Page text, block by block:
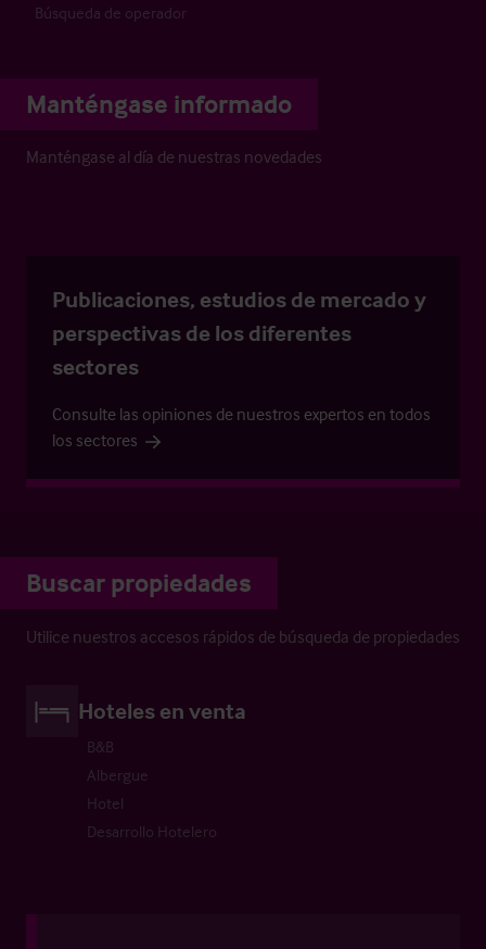
Búsqueda de operador
Manténgase informado
Manténgase al día de nuestras novedades
Publicaciones, estudios de mercado y
perspectivas de los diferentes
sectores
Consulte las opiniones de nuestros expertos en todos
los sectores
Buscar propiedades
Utilice nuestros accesos rápidos de búsqueda de propiedades
Hoteles en venta
B&B
Albergue
Hotel
Desarrollo Hotelero